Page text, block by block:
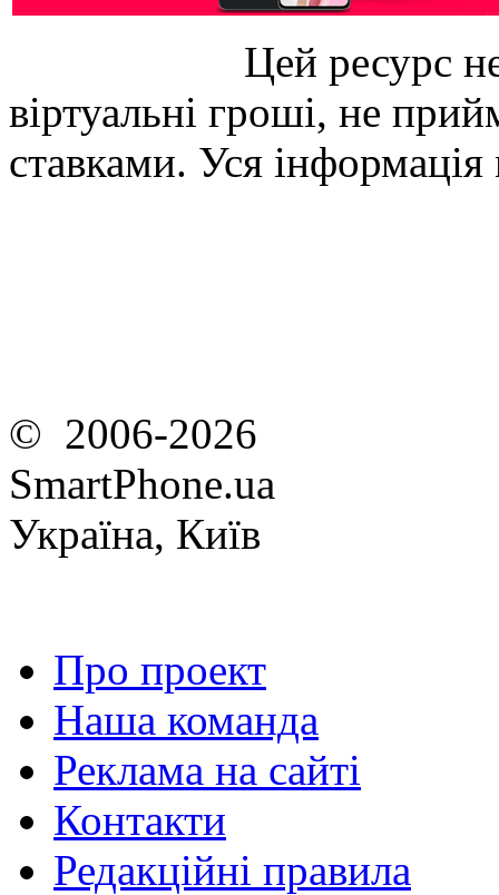
Цей ресурс
віртуальні гроші, не
ставками. Уся
© 2006-2026
SmartPhone.ua
Україна, Київ
Про проект
Наша команда
Реклама на сайті
Контакти
Редакційні правила